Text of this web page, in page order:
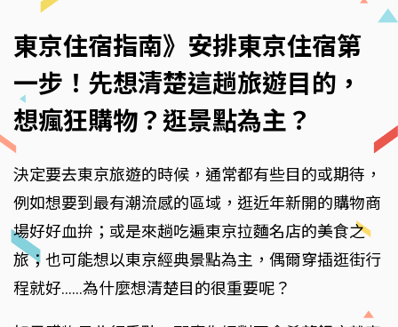
東京住宿指南》安排東京住宿第
一步！先想清楚這趟旅遊目的，
想瘋狂購物？逛景點為主？
決定要去東京旅遊的時候，通常都有些目的或期待，
例如想要到最有潮流感的區域，逛近年新開的購物商
場好好血拚；或是來趟吃遍東京拉麵名店的美食之
旅；也可能想以東京經典景點為主，偶爾穿插逛街行
程就好......為什麼想清楚目的很重要呢？